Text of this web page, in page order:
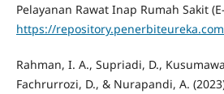
Pelayanan Rawat Inap Rumah Sakit
https://
Rahman, I. A., Supriadi, D.,
Fachrurrozi, D., & Nurapandi, A.